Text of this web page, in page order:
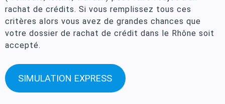
rachat de crédits. Si vous remplissez tous ces
critères alors vous avez de grandes chances que
votre dossier de rachat de crédit dans le Rhône soit
accepté.
SIMULATION EXPRESS